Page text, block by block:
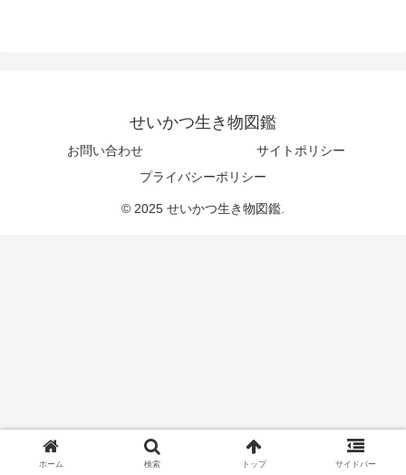
せいかつ生き物図鑑
お問い合わせ
サイトポリシー
プライバシーポリシー
© 2025 せいかつ生き物図鑑.
ホーム 検索 トップ サイドバー